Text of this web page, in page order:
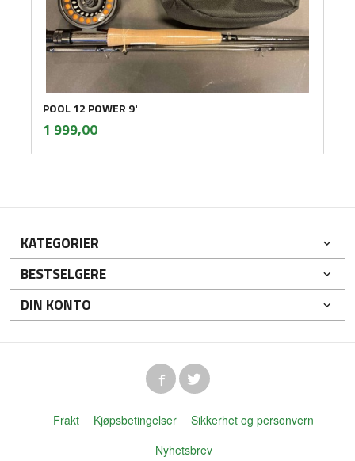
POOL 12 POWER 9'
Pris
1 999,00mva.
KATEGORIER
BESTSELGERE
DIN KONTO
Frakt Kjøpsbetingelser
Sikkerhet og personvern
Nyhetsbrev